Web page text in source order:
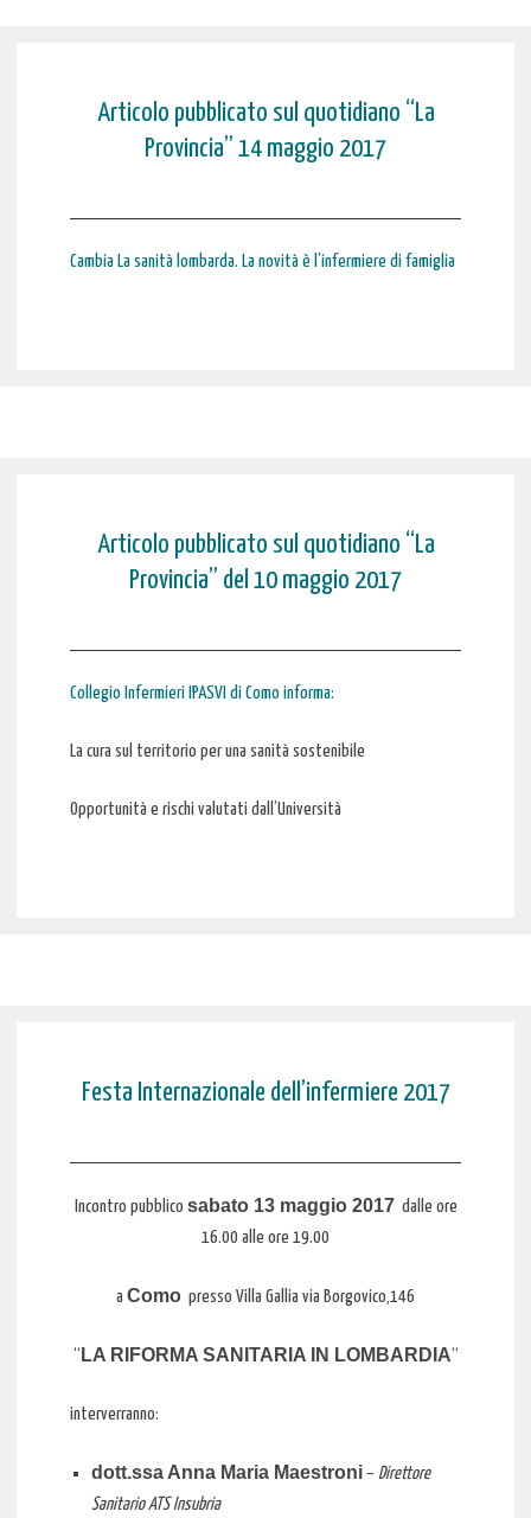
Articolo pubblicato sul quotidiano “La
Provincia” 14 maggio 2017
Cambia La sanità lombarda. La novità è l’infermiere di famiglia
Articolo pubblicato sul quotidiano “La
Provincia” del 10 maggio 2017
Collegio Infermieri IPASVI di Como informa:
La cura sul territorio per una sanità sostenibile
Opportunità e rischi valutati dall’Università
Festa Internazionale dell’infermiere 2017
Incontro pubblico sabato 13 maggio 2017 dalle ore
16.00 alle ore 19.00
a Como presso Villa Gallia via Borgovico,146
“ LA RIFORMA SANITARIA IN LOMBARDIA“
interverranno:
dott.ssa Anna Maria Maestroni – Direttore
Sanitario ATS Insubria